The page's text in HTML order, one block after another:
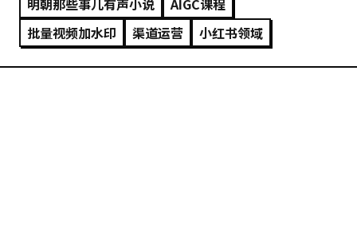
明朝那些事儿有声小说
AIGC课程
批量视频加水印
渠道运营 小红书领域